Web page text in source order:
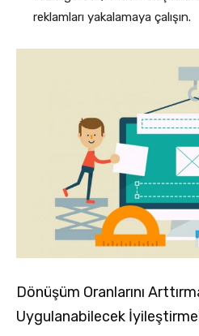
reklamları yakalamaya çalışın.
Dönüşüm Oranlarını
Uygulanabilecek